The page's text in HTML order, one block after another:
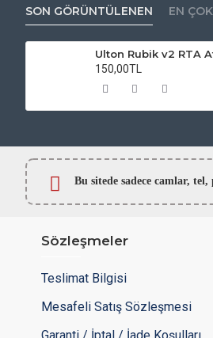
SON GÖRÜNTÜLENEN EN
150,00TL
Bu sitede sadece camlar, tel,
Sözleşmeler
Teslimat Bilgisi
Mesafeli Satış Sözleşmesi